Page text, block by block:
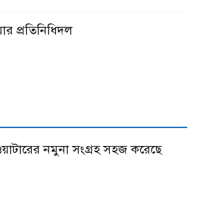
প্রতিনিধিদল
নমুনা সংগ্রহ সহজ করেছে